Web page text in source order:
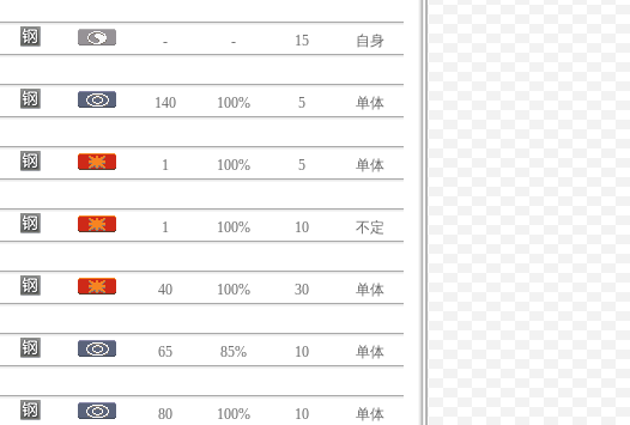
- - 15
自身
140 100% 5
单体
1 100% 5
单体
1 100% 10
不定
40 100% 30
单体
65 85% 10
单体
80 100% 10
单体